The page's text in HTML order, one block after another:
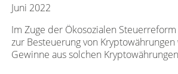
Juni 2022
Im Zuge der Ökosozialen
zur Besteuerung von
Gewinne aus solchen